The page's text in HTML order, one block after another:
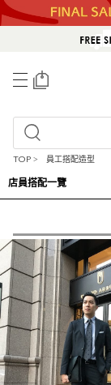
TOP > 員工搭配造型
店員搭配一覽